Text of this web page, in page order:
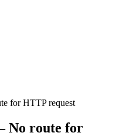
for HTTP request
No route for